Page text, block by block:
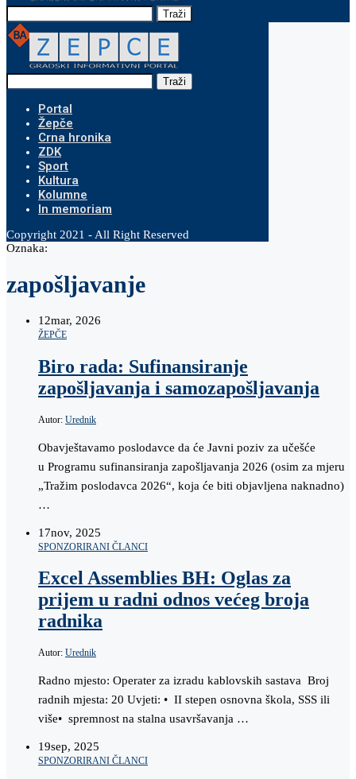
Traži
Traži
Portal
Žepče
Crna hronika
ZDK
Sport
Kultura
Kolumne
In memoriam
Copyright 2021 - All Right Reserved
Oznaka:
zapošljavanje
12mar, 2026
ŽEPČE
Biro rada: Sufinansiranje
zapošljavanja i samozapošljavanja
Autor: Urednik
Obavještavamo poslodavce da će Javni poziv za učešće
u Programu sufinansiranja zapošljavanja 2026 (osim za mjeru
„Tražim poslodavca 2026“, koja će biti objavljena naknadno)
…
17nov, 2025
SPONZORIRANI ČLANCI
Excel Assemblies BH: Oglas za
prijem u radni odnos većeg broja
radnika
Autor: Urednik
Radno mjesto: Operater za izradu kablovskih sastava Broj
radnih mjesta: 20 Uvjeti: • II stepen osnovna škola, SSS ili
više• spremnost na stalna usavršavanja …
19sep, 2025
SPONZORIRANI ČLANCI